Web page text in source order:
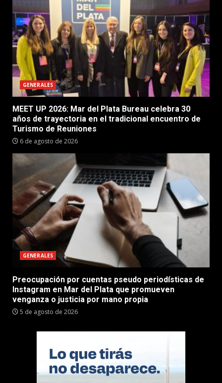
GENERALES
MEET UP 2026: Mar del Plata Bureau celebra 30
años de trayectoria en el tradicional encuentro de
Turismo de Reuniones
6 de agosto de 2026
GENERALES
Preocupación por cuentas pseudo periodísticas de
Instagram en Mar del Plata que promueven
venganza o justicia por mano propia
5 de agosto de 2026